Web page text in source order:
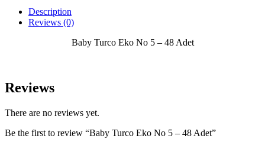
Description
Reviews (0)
Baby Turco Eko No 5 – 48 Adet
Reviews
There are no reviews yet.
Be the first to review “Baby Turco Eko No 5 – 48 Adet”